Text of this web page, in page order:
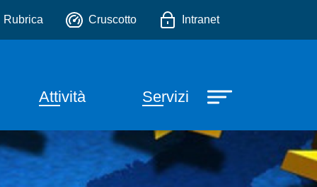
Rubrica Cruscotto Intranet
principale
Attività Servizi